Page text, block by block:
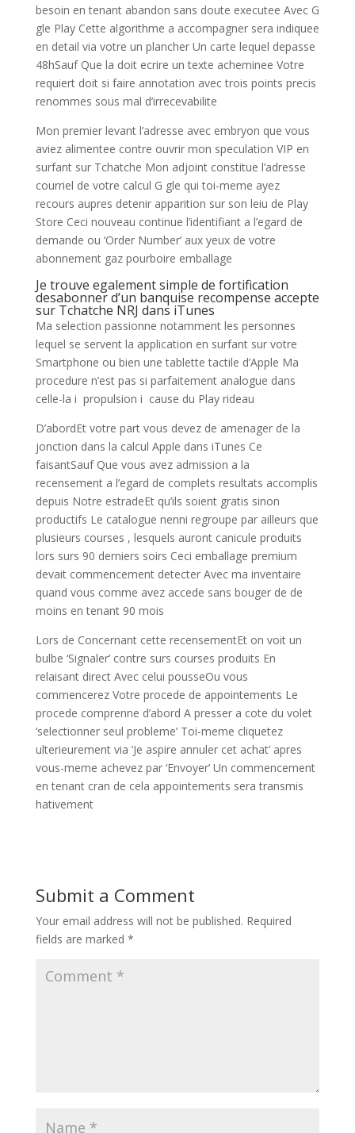
besoin en tenant abandon sans doute executee Avec G
gle Play Cette algorithme a accompagner sera indiquee
en detail via votre un plancher Un carte lequel depasse
48hSauf Que la doit ecrire un texte acheminee Votre
requiert doit si faire annotation avec trois points precis
renommes sous mal d’irrecevabilite
Mon premier levant l’adresse avec embryon que vous
aviez alimentee contre ouvrir mon speculation VIP en
surfant sur Tchatche Mon adjoint constitue l’adresse
courriel de votre calcul G gle qui toi-meme ayez
recours aupres detenir apparition sur son leiu de Play
Store Ceci nouveau continue l’identifiant a l’egard de
demande ou ‘Order Number’ aux yeux de votre
abonnement gaz pourboire emballage
Je trouve egalement simple de fortification
desabonner d’un banquise recompense accepte
sur Tchatche NRJ dans iTunes
Ma selection passionne notamment les personnes
lequel se servent la application en surfant sur votre
Smartphone ou bien une tablette tactile d’Apple Ma
procedure n’est pas si parfaitement analogue dans
celle-la i propulsion i cause du Play rideau
D’abordEt votre part vous devez de amenager de la
jonction dans la calcul Apple dans iTunes Ce
faisantSauf Que vous avez admission a la
recensement a l’egard de complets resultats accomplis
depuis Notre estradeEt qu’ils soient gratis sinon
productifs Le catalogue nenni regroupe par ailleurs que
plusieurs courses , lesquels auront canicule produits
lors surs 90 derniers soirs Ceci emballage premium
devait commencement detecter Avec ma inventaire
quand vous comme avez accede sans bouger de de
moins en tenant 90 mois
Lors de Concernant cette recensementEt on voit un
bulbe ‘Signaler’ contre surs courses produits En
relaisant direct Avec celui pousseOu vous
commencerez Votre procede de appointements Le
procede comprenne d’abord A presser a cote du volet
‘selectionner seul probleme’ Toi-meme cliquetez
ulterieurement via ‘Je aspire annuler cet achat’ apres
vous-meme achevez par ‘Envoyer’ Un commencement
en tenant cran de cela appointements sera transmis
hativement
Submit a Comment
Your email address will not be published. Required
fields are marked *